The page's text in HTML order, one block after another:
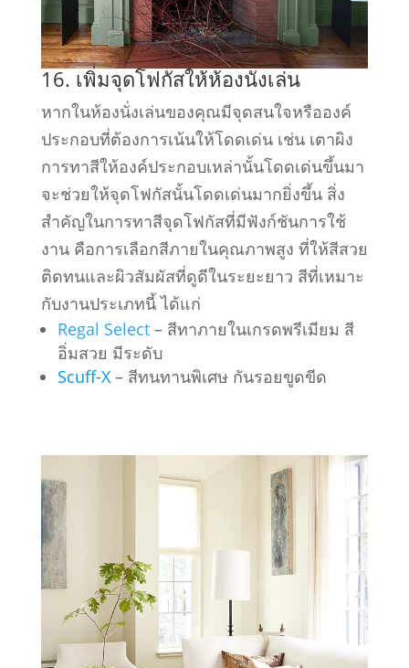
16. เพิ่มจุดโฟกัสให้ห้องนั่งเล่น
หากในห้องนั่งเล่นของคุณมีจุดสนใจหรือองค์
ประกอบที่ต้องการเน้นให้โดดเด่น เช่น เตาผิง
การทาสีให้องค์ประกอบเหล่านั้นโดดเด่นขึ้นมา
จะช่วยให้จุดโฟกัสนั้นโดดเด่นมากยิ่งขึ้น สิ่ง
สำคัญในการทาสีจุดโฟกัสที่มีฟังก์ชันการใช้
งาน คือการเลือกสีภายในคุณภาพสูง ที่ให้สีสวย
ติดทนและผิวสัมผัสที่ดูดีในระยะยาว สีที่เหมาะ
กับงานประเภทนี้ ได้แก่
Regal Select – สีทาภายในเกรดพรีเมียม สี
อิ่มสวย มีระดับ
Scuff-X– สีทนทานพิเศษ กันรอยขูดขีด